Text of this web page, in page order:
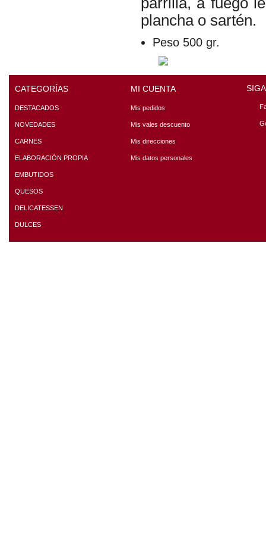
plancha o sartén.
Peso 500 gr.
CATEGORÍAS
DESTACADOS
NOVEDADES
CARNES
ELABORACIÓN PROPIA
EMBUTIDOS
QUESOS
DELICATESSEN
DULCES
MI CUENTA
Mis pedidos
Mis vales descuento
Mis direcciones
Mis datos personales